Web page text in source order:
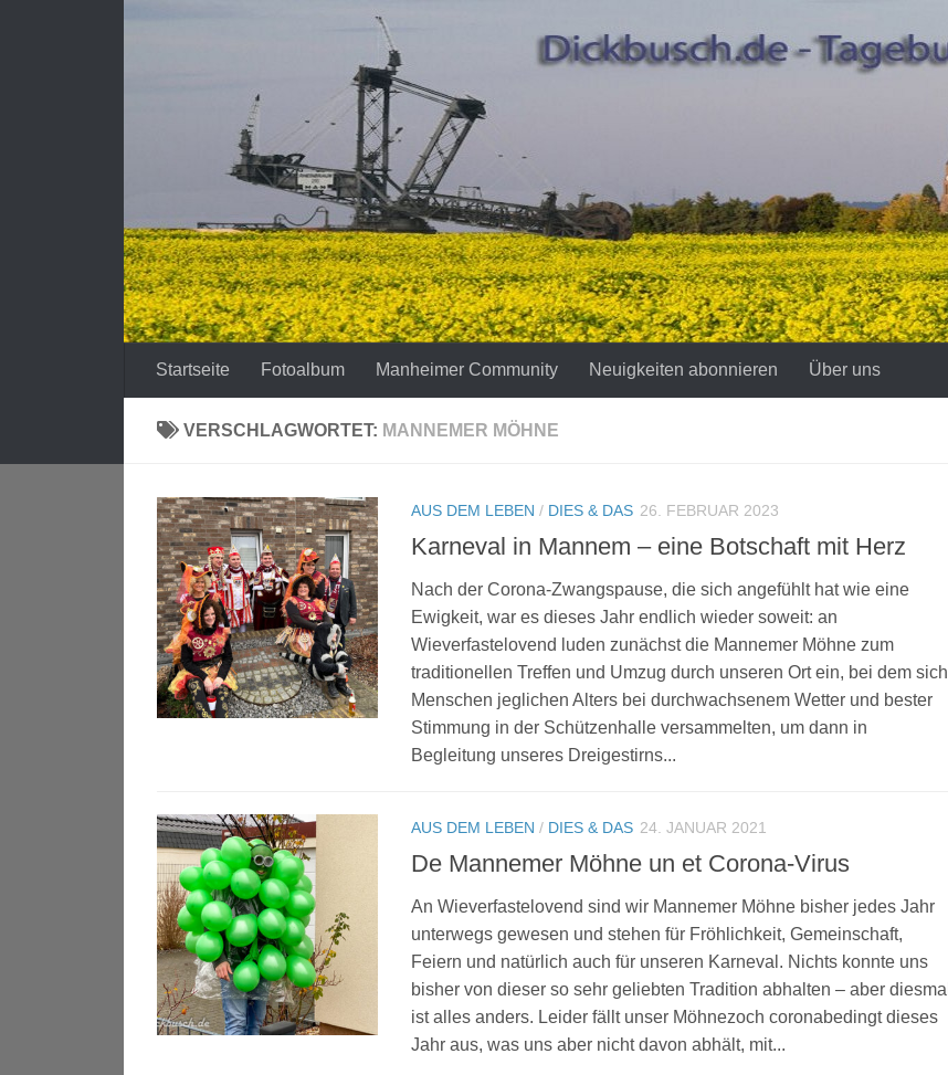
Startseite Fotoalbum Manheimer Community Neuigkeiten abonnieren Über uns
VERSCHLAGWORTET: MANNEMER MÖHNE
AUS DEM LEBEN / DIES & DAS 26. FEBRUAR 2023
Karneval in Mannem – eine Botschaft mit Herz
Nach der Corona-Zwangspause, die sich angefühlt hat wie eine
Ewigkeit, war es dieses Jahr endlich wieder soweit: an
Wieverfastelovend luden zunächst die Mannemer Möhne zum
traditionellen Treffen und Umzug durch unseren Ort ein, bei dem sich
Menschen jeglichen Alters bei durchwachsenem Wetter und bester
Stimmung in der Schützenhalle versammelten, um dann in
Begleitung unseres Dreigestirns...
AUS DEM LEBEN / DIES & DAS 24. JANUAR 2021
De Mannemer Möhne un et Corona-Virus
An Wieverfastelovend sind wir Mannemer Möhne bisher jedes Jahr
unterwegs gewesen und stehen für Fröhlichkeit, Gemeinschaft,
Feiern und natürlich auch für unseren Karneval. Nichts konnte uns
bisher von dieser so sehr geliebten Tradition abhalten – aber diesmal
ist alles anders. Leider fällt unser Möhnezoch coronabedingt dieses
Jahr aus, was uns aber nicht davon abhält, mit...